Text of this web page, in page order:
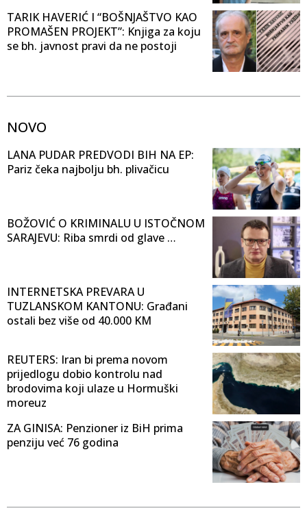
TARIK HAVERIĆ I “BOŠNJAŠTVO KAO
PROMAŠEN PROJEKT”: Knjiga za koju
se bh. javnost pravi da ne postoji
NOVO
LANA PUDAR PREDVODI BIH NA EP:
Pariz čeka najbolju bh. plivačicu
BOŽOVIĆ O KRIMINALU U ISTOČNOM
SARAJEVU: Riba smrdi od glave …
INTERNETSKA PREVARA U
TUZLANSKOM KANTONU: Građani
ostali bez više od 40.000 KM
REUTERS: Iran bi prema novom
prijedlogu dobio kontrolu nad
brodovima koji ulaze u Hormuški
moreuz
ZA GINISA: Penzioner iz BiH prima
penziju već 76 godina